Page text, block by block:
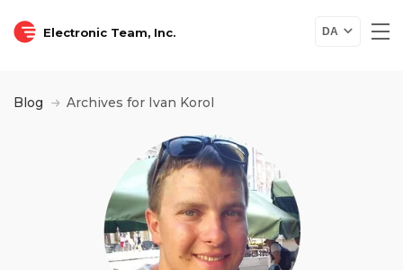
Electronic Team, Inc. DA
Blog Archives for Ivan Korol